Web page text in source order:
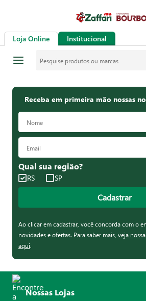
Loja Online Institucional
Receba em primeira mão nossas
Qual sua região?
RS SP
Cadastrar
Ao clicar em cadastrar, você concorda com o
novidades e ofertas. Para saber mais, veja
aqui.
Nossas Lojas